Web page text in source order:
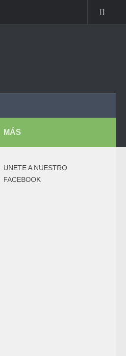
MÁS
UNETE A NUESTRO
FACEBOOK